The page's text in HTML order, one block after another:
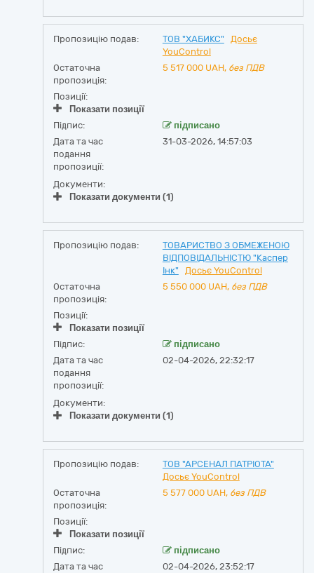
Пропозицію подав: ТОВ "ХАБИКС"
Досьє
YouControl
Остаточна
пропозиція:
5 517 000 UAH, без ПДВ
Позиції:
Показати позиції
Підпис:
підписано
Дата та час
подання
пропозиції:
31-03-2026, 14:57:03
Документи:
Показати документи (1)
Пропозицію подав:
ТОВАРИСТВО З ОБМЕЖЕНОЮ
ВІДПОВІДАЛЬНІСТЮ "Каспер
Інк"
Досьє YouControl
Остаточна
пропозиція:
5 550 000 UAH, без ПДВ
Позиції:
Показати позиції
Підпис:
підписано
Дата та час
подання
пропозиції:
02-04-2026, 22:32:17
Документи:
Показати документи (1)
Пропозицію подав:
ТОВ "АРСЕНАЛ ПАТРІОТА"
Досьє YouControl
Остаточна
пропозиція:
5 577 000 UAH, без ПДВ
Позиції:
Показати позиції
Підпис:
підписано
Дата та час
02-04-2026, 23:52:17